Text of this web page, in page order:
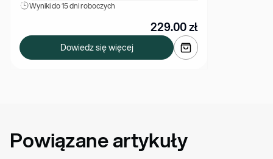
Wyniki do 15 dni roboczych
229.00zł
Dowiedz się więcej
Powiązane artykuły